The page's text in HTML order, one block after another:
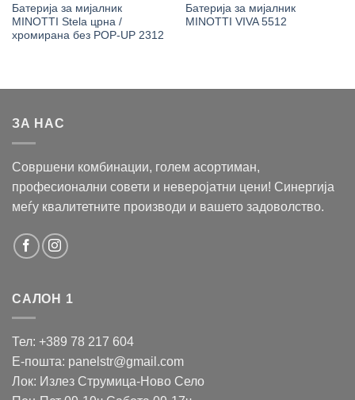
Батерија за мијалник
MINOTTI Stela црна /
хромирана без POP-UP 2312
Батерија за мијалник
MINOTTI VIVA 5512
ЗА НАС
Совршени комбинации, голем асортиман,
професионални совети и неверојатни цени! Синергија
меѓу квалитетните производи и вашето задоволство.
САЛОН 1
Тел: +389 78 217 604
Е-пошта: panelstr@gmail.com
Лок: Излез Струмица-Ново Село